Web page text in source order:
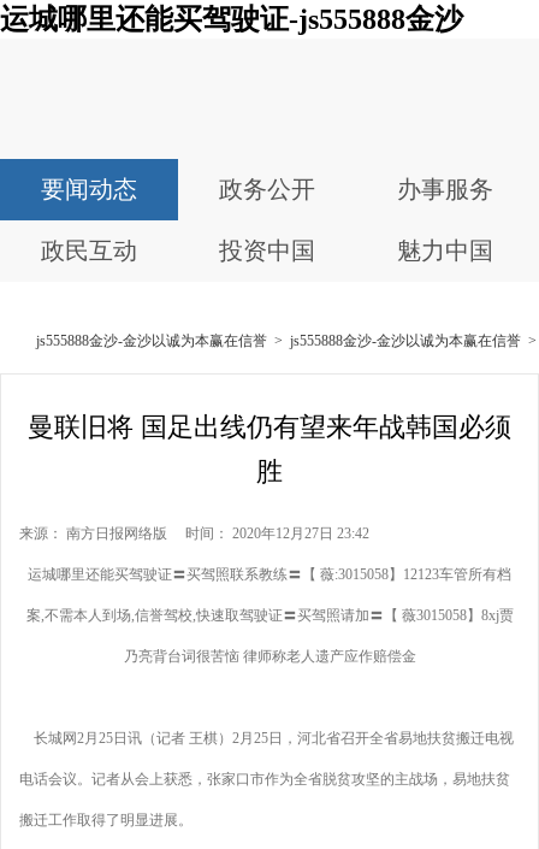
运城哪里还能买驾驶证-js555888金沙
要闻动态 政务公开 办事服务
政民互动 投资中国 魅力中国
js555888金沙-金沙以诚为本赢在信誉 > js555888金沙-金沙以诚为本赢在信誉
曼联旧将 国足出线仍有望来年战韩国必须
胜
来源： 南方日报网络版 时间： 2020年12月27日 23:42
运城哪里还能买驾驶证〓买驾照联系教练〓【 薇:3015058】12123车管所有档
案,不需本人到场,信誉驾校,快速取驾驶证〓买驾照请加〓【 薇3015058】8xj贾
乃亮背台词很苦恼 律师称老人遗产应作赔偿金
长城网2月25日讯（记者 王棋）2月25日，河北省召开全省易地扶贫搬迁电视
电话会议。记者从会上获悉，张家口市作为全省脱贫攻坚的主战场，易地扶贫
搬迁工作取得了明显进展。